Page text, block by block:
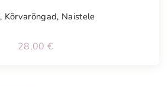
, Kõrvarõngad, Naistele
28,00 €